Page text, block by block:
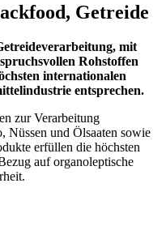
Getreide
mit
Rohstoffen
internationalen
entsprechen.
zur Verarbeitung
Nüssen und Ölsaaten sowie
erfüllen die höchsten
auf organoleptische